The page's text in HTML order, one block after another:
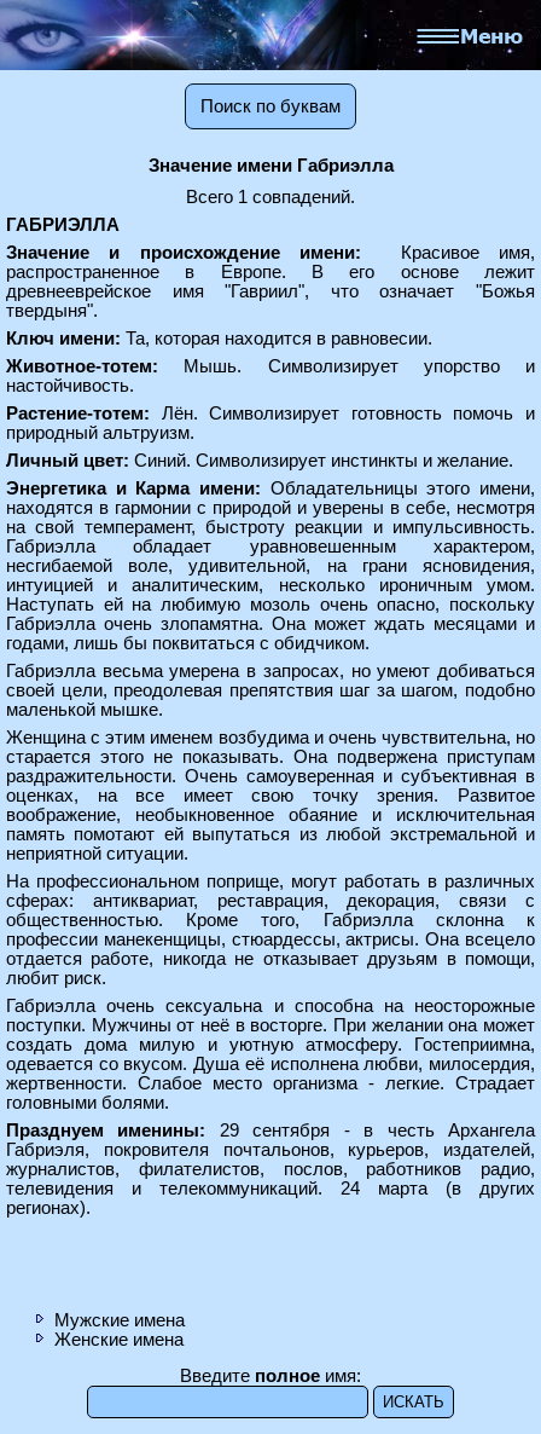
Поиск по буквам
Значение имени Габриэлла
Всего 1 совпадений.
ГАБРИЭЛЛА
Значение и происхождение имени: Красивое имя,
распространенное в Европе. В его основе лежит
древнееврейское имя "Гавриил", что означает "Божья
твердыня".
Ключ имени: Та, которая находится в равновесии.
Животное-тотем: Мышь. Символизирует упорство и
настойчивость.
Растение-тотем: Лён. Символизирует готовность помочь и
природный альтруизм.
Личный цвет: Синий. Символизирует инстинкты и желание.
Энергетика и Карма имени: Обладательницы этого имени,
находятся в гармонии с природой и уверены в себе, несмотря
на свой темперамент, быстроту реакции и импульсивность.
Габриэлла обладает уравновешенным характером,
несгибаемой воле, удивительной, на грани ясновидения,
интуицией и аналитическим, несколько ироничным умом.
Наступать ей на любимую мозоль очень опасно, поскольку
Габриэлла очень злопамятна. Она может ждать месяцами и
годами, лишь бы поквитаться с обидчиком.
Габриэлла весьма умерена в запросах, но умеют добиваться
своей цели, преодолевая препятствия шаг за шагом, подобно
маленькой мышке.
Женщина с этим именем возбудима и очень чувствительна, но
старается этого не показывать. Она подвержена приступам
раздражительности. Очень самоуверенная и субъективная в
оценках, на все имеет свою точку зрения. Развитое
воображение, необыкновенное обаяние и исключительная
память помотают ей выпутаться из любой экстремальной и
неприятной ситуации.
На профессиональном поприще, могут работать в различных
сферах: антиквариат, реставрация, декорация, связи с
общественностью. Кроме того, Габриэлла склонна к
профессии манекенщицы, стюардессы, актрисы. Она всецело
отдается работе, никогда не отказывает друзьям в помощи,
любит риск.
Габриэлла очень сексуальна и способна на неосторожные
поступки. Мужчины от неё в восторге. При желании она может
создать дома милую и уютную атмосферу. Гостеприимна,
одевается со вкусом. Душа её исполнена любви, милосердия,
жертвенности. Слабое место организма - легкие. Страдает
головными болями.
Празднуем именины: 29 сентября - в честь Архангела
Габриэля, покровителя почтальонов, курьеров, издателей,
журналистов, филателистов, послов, работников радио,
телевидения и телекоммуникаций. 24 марта (в других
регионах).
Мужские имена
Женские имена
Введите полное имя: